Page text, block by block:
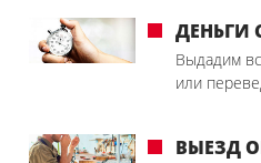
ДЕНЬГИ
Выдадим
или
ВЫЕЗД